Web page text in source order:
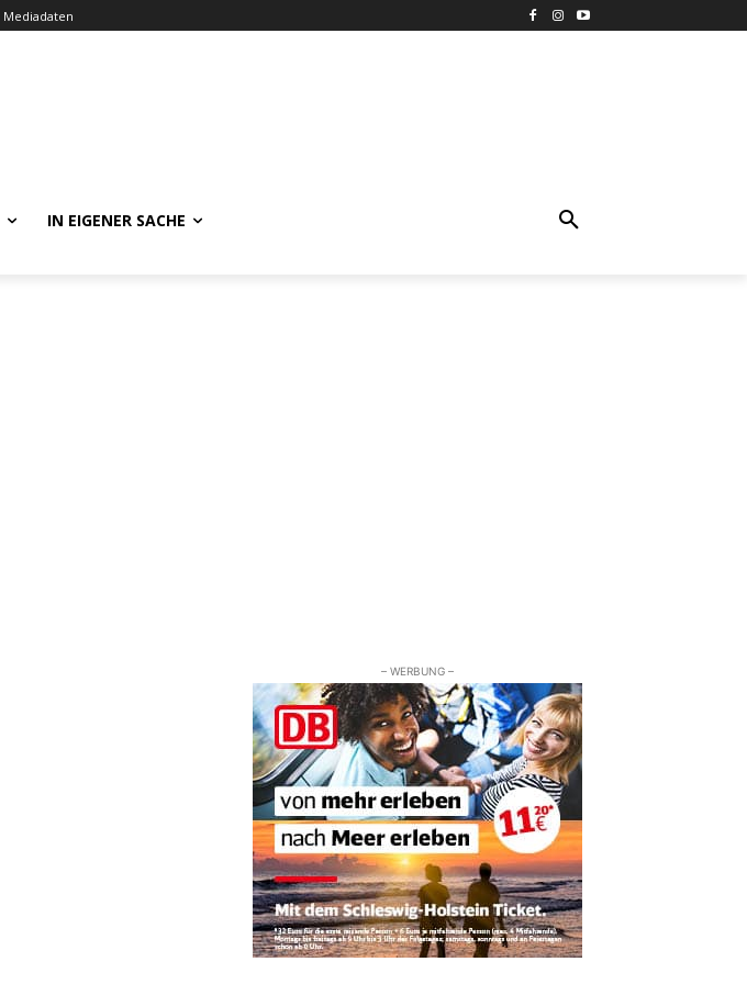
Mediadaten
IN EIGENER SACHE
– WERBUNG –